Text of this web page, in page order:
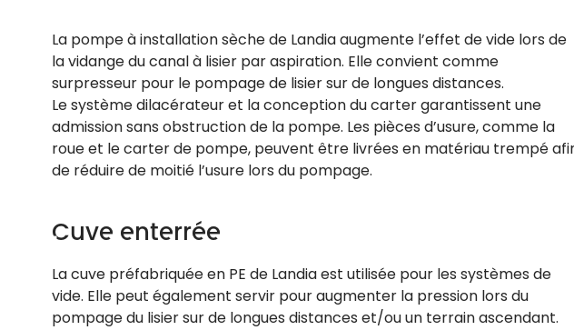
La pompe à installation sèche de Landia augmente l’effet de vide lors de
la vidange du canal à lisier par aspiration. Elle convient comme
surpresseur pour le pompage de lisier sur de longues distances.
Le système dilacérateur et la conception du carter garantissent une
admission sans obstruction de la pompe. Les pièces d’usure, comme la
roue et le carter de pompe, peuvent être livrées en matériau trempé
de réduire de moitié l’usure lors du pompage.
Cuve enterrée
La cuve préfabriquée en PE de Landia est utilisée pour les systèmes de
vide. Elle peut également servir pour augmenter la pression lors du
pompage du lisier sur de longues distances et/ou un terrain ascendant.